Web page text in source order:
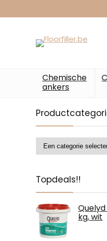
Chemische
ankers
Topdeals!!
kg, wit